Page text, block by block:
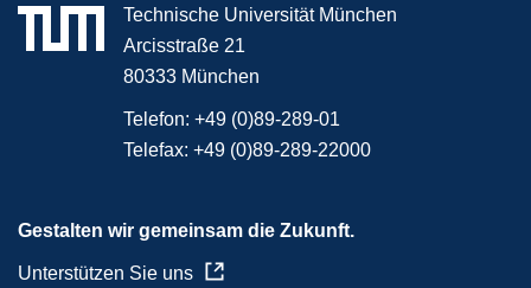
Technische Universität München
Arcisstraße 21
80333 München
Telefon: +49 (0)89-289-01
Telefax: +49 (0)89-289-22000
Gestalten wir gemeinsam die Zukunft.
Unterstützen Sie uns